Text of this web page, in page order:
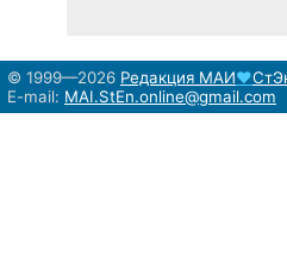
© 1999—2026 Редакция МАИ♥
E-mail: MAI.StEn.online@gmail.com